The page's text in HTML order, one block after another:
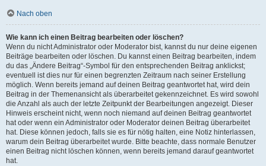
Nach oben
Wie kann ich einen Beitrag bearbeiten oder löschen?
Wenn du nicht Administrator oder Moderator bist, kannst du nur deine eigenen
Beiträge bearbeiten oder löschen. Du kannst einen Beitrag bearbeiten, indem
du das „Ändere Beitrag“-Symbol für den entsprechenden Beitrag anklickst;
eventuell ist dies nur für einen begrenzten Zeitraum nach seiner Erstellung
möglich. Wenn bereits jemand auf deinen Beitrag geantwortet hat, wird dein
Beitrag in der Themenansicht als überarbeitet gekennzeichnet. Es wird sowohl
die Anzahl als auch der letzte Zeitpunkt der Bearbeitungen angezeigt. Dieser
Hinweis erscheint nicht, wenn noch niemand auf deinen Beitrag geantwortet
hat oder wenn ein Administrator oder Moderator deinen Beitrag überarbeitet
hat. Diese können jedoch, falls sie es für nötig halten, eine Notiz hinterlassen,
warum dein Beitrag überarbeitet wurde. Bitte beachte, dass normale Benutzer
einen Beitrag nicht löschen können, wenn bereits jemand darauf geantwortet
hat.